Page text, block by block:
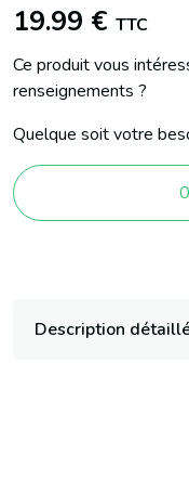
19.99 € TTC
Ce produit vous
renseignements ?
Quelque soit votre
Description